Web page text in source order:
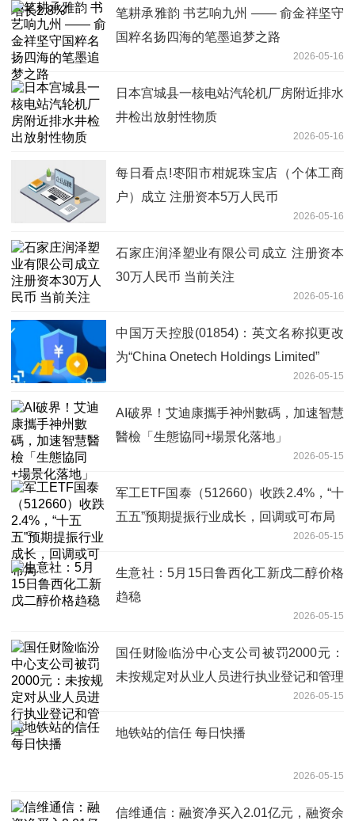
笔耕承雅韵 书艺响九州 —— 俞金祥坚守
国粹名扬四海的笔墨追梦之路
2026-05-16
日本宫城县一核电站汽轮机厂房附近排水
井检出放射性物质
2026-05-16
每日看点!枣阳市柑妮珠宝店（个体工商
户）成立 注册资本5万人民币
2026-05-16
石家庄润泽塑业有限公司成立 注册资本
30万人民币 当前关注
2026-05-16
中国万天控股(01854)：英文名称拟更改
为“China Onetech Holdings Limited”
2026-05-15
AI破界！艾迪康攜手神州數碼，加速智慧
醫檢「生態協同+場景化落地」
2026-05-15
军工ETF国泰（512660）收跌2.4%，“十
五五”预期提振行业成长，回调或可布局
2026-05-15
生意社：5月15日鲁西化工新戊二醇价格
趋稳
2026-05-15
国任财险临汾中心支公司被罚2000元：
未按规定对从业人员进行执业登记和管理
2026-05-15
地铁站的信任 每日快播
2026-05-15
信维通信：融资净买入2.01亿元，融资余